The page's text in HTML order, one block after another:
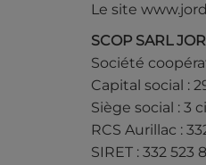
Le site
SCOP SARL
Société
Capital social :
Siège social : 3
RCS Aurillac :
SIRET : 332 523